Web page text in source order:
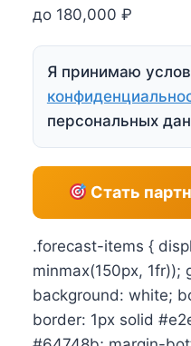
до 180,000 ₽
Я принимаю
персональных
Стать
.forecast-items {
minmax(150px, 1fr));
background: white;
border: 1px solid